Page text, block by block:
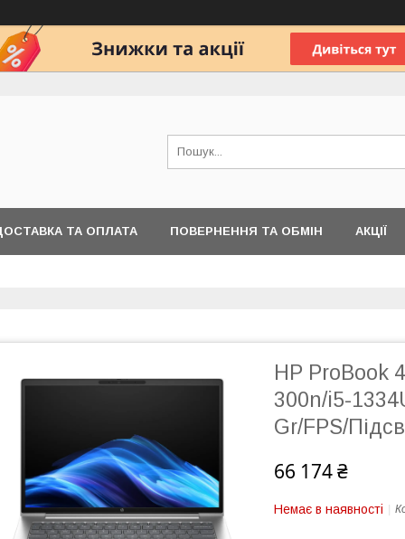
ТА ОПЛАТА ПОВЕРНЕННЯ ТА ОБМІН АКЦІЇ
HP ProBook
300n/i5-
Gr/FPS/
66 174 ₴
Немає в наявності